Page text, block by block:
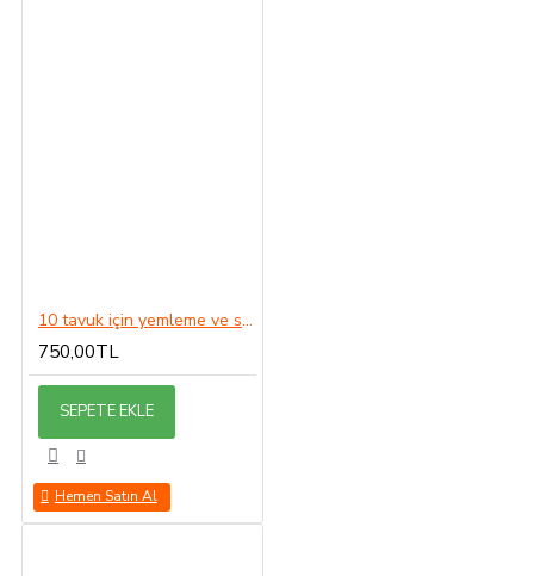
10 tavuk için yemleme ve sulama hoby set
750,00TL
SEPETE EKLE
Hemen Satın Al